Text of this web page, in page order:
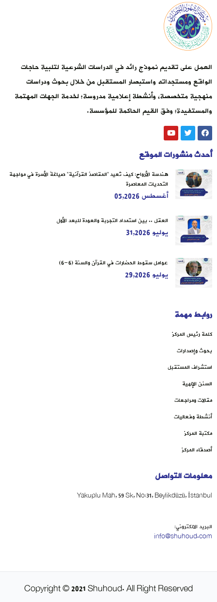
العمل على تقديم نموذج رائد في الدراسات الشرعية لتلبية حاجات
الواقع ومستجداته واستبصار المستقبل من خلال بحوث ودراسات
منهجية متخصصة، وأنشطة إعلامية مدروسة؛ لخدمة الجهات المهتمة
والمستفيدة؛ وفق القيم الحاكمة للمؤسسة.
أحدث منشورات الموقع
هندسة الأرواح: كيف تُعيد “المقاصدُ القرآنية” صياغةَ الأسرة في مواجهة
التحديات المعاصرة
أغسطس 05,2026
العقل .. بين استمداد التجربة والعودة للبعد الأول
يوليو 31,2026
عوامل سقوط الحضارات في القرآن والسنة (6-6)
يوليو 29,2026
روابط مهمة
كلمة رئيس المركز
بحوث وإصدارات
استشراف المستقبل
السنن الإلهية
مقالات ومراجعات
أنشطة وفعاليات
مكتبة المركز
أصدقاء المركز
معلومات التواصل
Yakuplu Mah, 59 Sk, No:31, Beylikdüzü, İstanbul
البريد الالكتروني:
info@shuhoud.com
Copyright © 2021 Shuhoud. All Right Reserved